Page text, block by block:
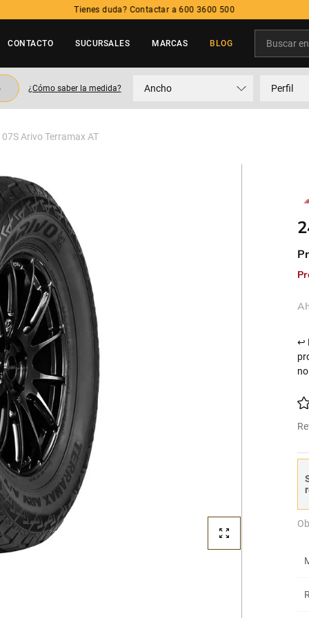
Tienes duda? Contactar a 600 3600 500
CONTACTO SUCURSALES MARCAS BLOG
¿Cómo saber la medida? Ancho Perfil
Arivo Terramax AT
↩
TÉRMINOS MÁS BUSCADOS
. neumatico
3. 205
5. 235